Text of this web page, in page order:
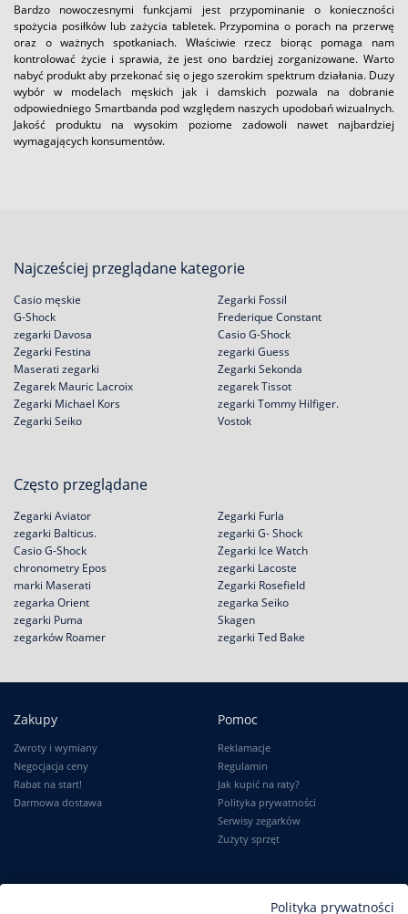
Bardzo nowoczesnymi funkcjami jest przypominanie o konieczności
spożycia posiłków lub zażycia tabletek. Przypomina o porach na przerwę
oraz o ważnych spotkaniach. Właściwie rzecz biorąc pomaga nam
kontrolować życie i sprawia, że jest ono bardziej zorganizowane. Warto
nabyć produkt aby przekonać się o jego szerokim spektrum działania. Duzy
wybór w modelach męskich jak i damskich pozwala na dobranie
odpowiedniego Smartbanda pod względem naszych upodobań wizualnych.
Jakość produktu na wysokim poziome zadowoli nawet najbardziej
wymagających konsumentów.
Najcześciej przeglądane kategorie
Casio męskie
G-Shock
zegarki Davosa
Zegarki Festina
Zegarki Fossil
Frederique Constant
Casio G-Shock
zegarki Guess
Maserati zegarki
Zegarek Mauric Lacroix
Zegarki Michael Kors
Zegarki Seiko
Zegarki Sekonda
zegarek Tissot
zegarki Tommy Hilfiger.
Vostok
Często przeglądane
Zegarki Aviator
zegarki Balticus.
Casio G-Shock
chronometry Epos
Zegarki Furla
zegarki G- Shock
Zegarki Ice Watch
zegarki Lacoste
marki Maserati
zegarka Orient
zegarki Puma
zegarków Roamer
Zegarki Rosefield
zegarka Seiko
Skagen
zegarki Ted Bake
Zakupy
Zwroty i wymiany
Negocjacja ceny
Rabat na start!
Darmowa dostawa
Pomoc
Reklamacje
Regulamin
Jak kupić na raty?
Polityka prywatności
Serwisy zegarków
Zużyty sprzęt
InformacjePolityka prywatności